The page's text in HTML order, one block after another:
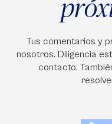
Tus comentarios y
nosotros. Diligencia
contacto.